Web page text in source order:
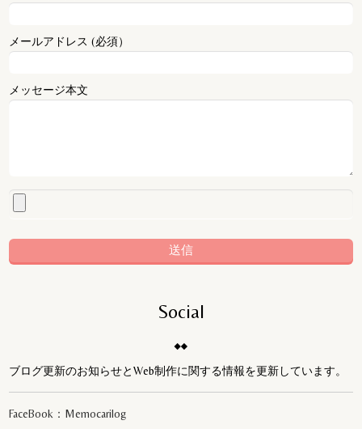
メールアドレス (必須）
メッセージ本文
Social
ブログ更新のお知らせとWeb制作に関する情報を更新しています。
FaceBook：Memocarilog